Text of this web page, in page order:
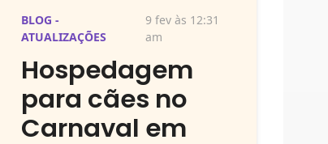
BLOG -
ATUALIZAÇÕES
9 fev às 12:31
am
Hospedagem
para cães no
Carnaval em